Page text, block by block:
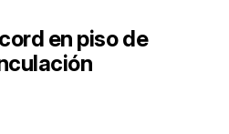
en piso de